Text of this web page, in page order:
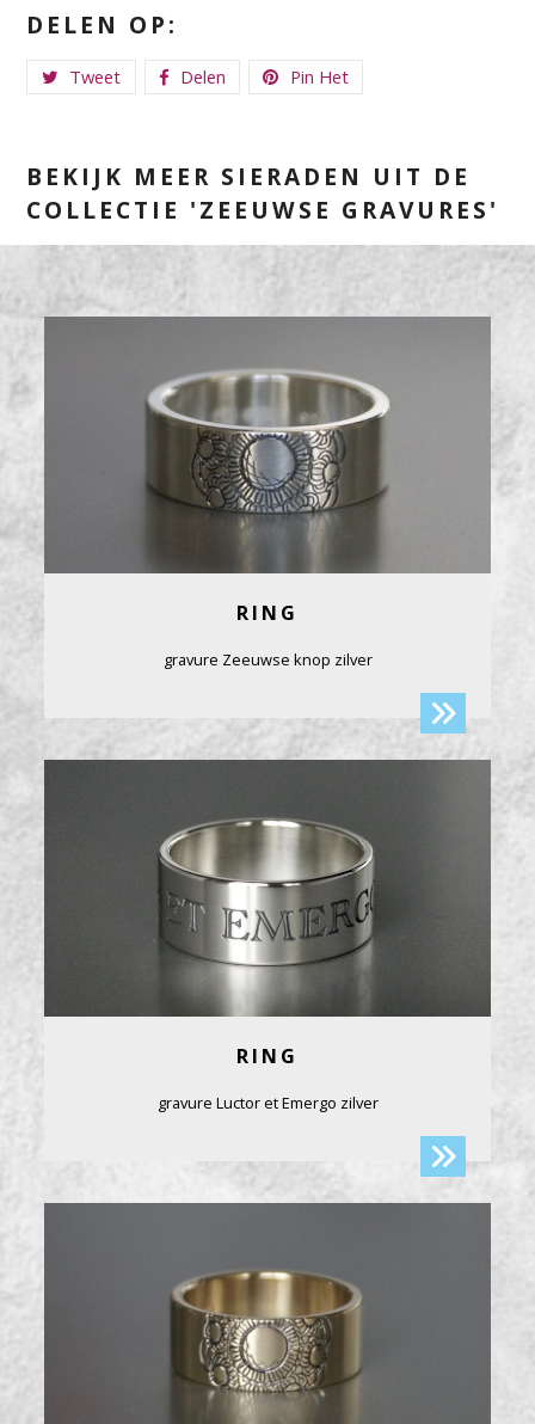
DELEN OP:
Tweet Delen Pin Het
BEKIJK MEER SIERADEN UIT DE
COLLECTIE 'ZEEUWSE GRAVURES'
RING
gravure Zeeuwse knop zilver
RING
gravure Luctor et Emergo zilver